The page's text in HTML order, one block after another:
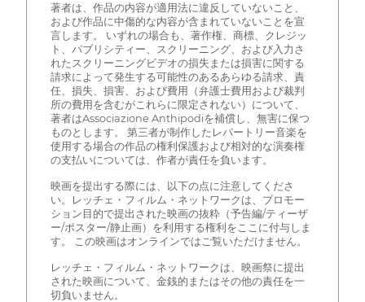
著者は、作品の内容が適用法に違反していないこと、
および作品に中傷的な内容が含まれていないことを宣
言します。 いずれの場合も、著作権、商標、クレジッ
ト、パブリシティー、スクリーニング、および入力さ
れたスクリーニングビデオの損失または損害に関する
請求によって発生する可能性のあるあらゆる請求、責
任、損失、損害、および費用（弁護士費用および裁判
所の費用を含むがこれらに限定されない）について、
著者はAssociazione Anthipodiを補償し、無害に保つ
ものとします。 第三者が制作したレパートリー音楽を
使用する場合の作品の権利保護および相対的な演奏権
の支払いについては、作者が責任を負います。
映画を提出する際には、以下の点に注意してくださ
い。レッチェ・フィルム・ネットワークは、プロモー
ション目的で提出された映画の抜粋（予告編/ティーザ
ー/ポスター/静止画）を利用する権利をここに付与しま
す。 この映画はオンラインではご覧いただけません。
レッチェ・フィルム・ネットワークは、映画祭に提出
された映画について、金銭的またはその他の責任を一
切負いません。